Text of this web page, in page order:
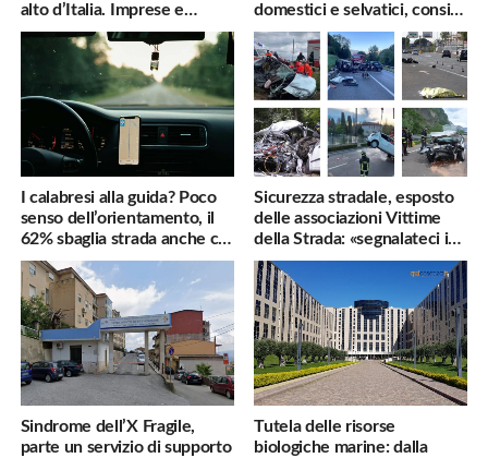
alto d’Italia. Imprese e
famiglie penalizzate
domestici e selvatici, consigli
utili
I calabresi alla guida? Poco
senso dell’orientamento, il
62% sbaglia strada anche col
navigatore
Sicurezza stradale, esposto
delle associazioni Vittime
della Strada: «segnalateci i
pericoli, interverremo
subito»
Sindrome dell’X Fragile,
parte un servizio di supporto
Tutela delle risorse
biologiche marine: dalla